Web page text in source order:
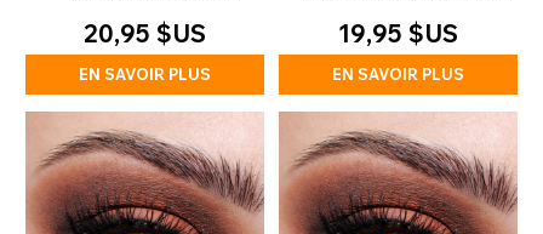
20,95 $US
EN SAVOIR PLUS
19,95 $US
EN SAVOIR PLUS